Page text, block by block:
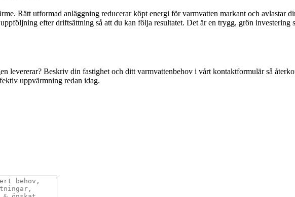
Rätt utformad anläggning reducerar köpt energi för varmvatten markant och avlastar
efter driftsättning så att du kan följa resultatet. Det är en trygg, grön investering
levererar? Beskriv din fastighet och ditt varmvattenbehov i vårt kontaktformulär så
uppvärmning redan idag.